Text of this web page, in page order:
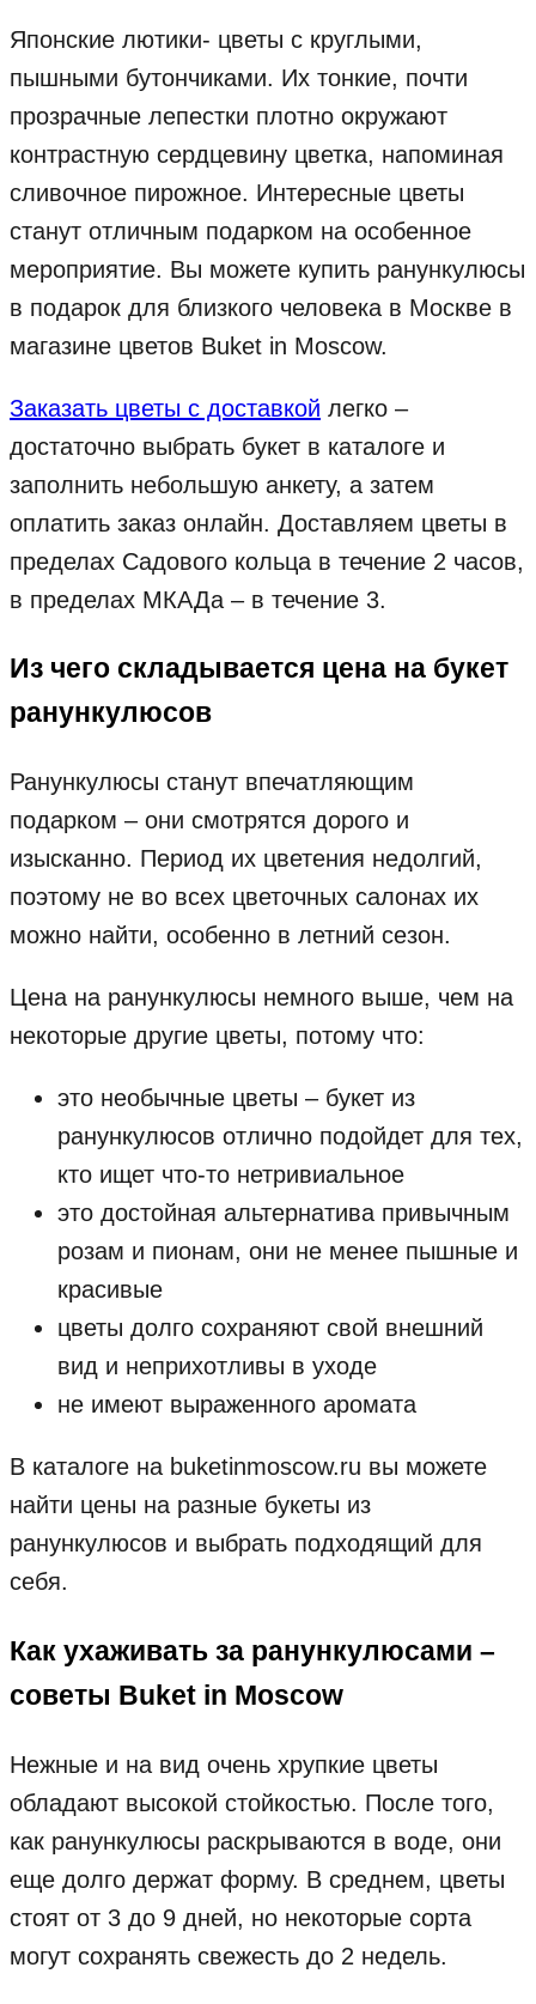
Японские лютики- цветы с круглыми,
пышными бутончиками. Их тонкие, почти
прозрачные лепестки плотно окружают
контрастную сердцевину цветка, напоминая
сливочное пирожное. Интересные цветы
станут отличным подарком на особенное
мероприятие. Вы можете купить ранункулюсы
в подарок для близкого человека в Москве в
магазине цветов Buket in Moscow.
Заказать цветы с доставкой легко –
достаточно выбрать букет в каталоге и
заполнить небольшую анкету, а затем
оплатить заказ онлайн. Доставляем цветы в
пределах Садового кольца в течение 2 часов,
в пределах МКАДа – в течение 3.
Из чего складывается цена на букет
ранункулюсов
Ранункулюсы станут впечатляющим
подарком – они смотрятся дорого и
изысканно. Период их цветения недолгий,
поэтому не во всех цветочных салонах их
можно найти, особенно в летний сезон.
Цена на ранункулюсы немного выше, чем на
некоторые другие цветы, потому что:
это необычные цветы – букет из
ранункулюсов отлично подойдет для тех,
кто ищет что-то нетривиальное
это достойная альтернатива привычным
розам и пионам, они не менее пышные и
красивые
цветы долго сохраняют свой внешний
вид и неприхотливы в уходе
не имеют выраженного аромата
В каталоге на buketinmoscow.ru вы можете
найти цены на разные букеты из
ранункулюсов и выбрать подходящий для
себя.
Как ухаживать за ранункулюсами –
советы Buket in Moscow
Нежные и на вид очень хрупкие цветы
обладают высокой стойкостью. После того,
как ранункулюсы раскрываются в воде, они
еще долго держат форму. В среднем, цветы
стоят от 3 до 9 дней, но некоторые сорта
могут сохранять свежесть до 2 недель.